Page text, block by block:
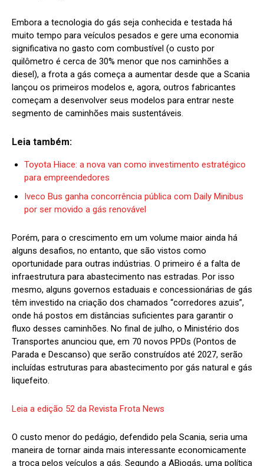
Embora a tecnologia do gás seja conhecida e testada há
muito tempo para veículos pesados e gere uma economia
significativa no gasto com combustível (o custo por
quilômetro é cerca de 30% menor que nos caminhões a
diesel), a frota a gás começa a aumentar desde que a Scania
lançou os primeiros modelos e, agora, outros fabricantes
começam a desenvolver seus modelos para entrar neste
segmento de caminhões mais sustentáveis.
Leia também:
Toyota Hiace: a nova van como investimento estratégico
para empreendedores
Iveco Bus ganha concorrência pública com Daily Minibus
por ser movido a gás renovável
Porém, para o crescimento em um volume maior ainda há
alguns desafios, no entanto, que são vistos como
oportunidade para outras indústrias. O primeiro é a falta de
infraestrutura para abastecimento nas estradas. Por isso
mesmo, alguns governos estaduais e concessionárias de gás
têm investido na criação dos chamados “corredores azuis”,
onde há postos em distâncias suficientes para garantir o
fluxo desses caminhões. No final de julho, o Ministério dos
Transportes anunciou que, em 70 novos PPDs (Pontos de
Parada e Descanso) que serão construídos até 2027, serão
incluídas estruturas para abastecimento por gás natural e gás
liquefeito.
Leia a edição 52 da Revista Frota News
O custo menor do pedágio, defendido pela Scania, seria uma
maneira de tornar ainda mais interessante economicamente
a troca pelos veículos a gás. Segundo a ABiogás, uma política